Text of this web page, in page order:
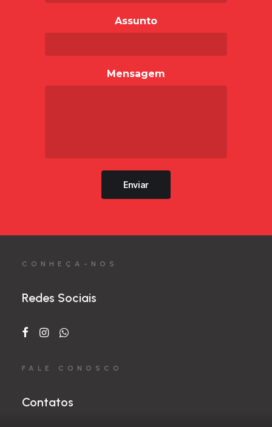
Assunto
Mensagem
Enviar
CONHEÇA-NOS
Redes Sociais
FALE CONOSCO
Contatos